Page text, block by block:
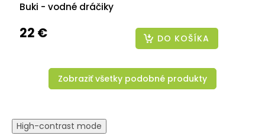
Buki - vodné dráčiky
22 € DO KOŠÍKA
Zobraziť všetky podobné produkty
High-contrast mode